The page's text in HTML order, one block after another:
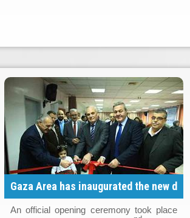
Gaza Area has inaugurated the new d
..
An official opening ceremony took place